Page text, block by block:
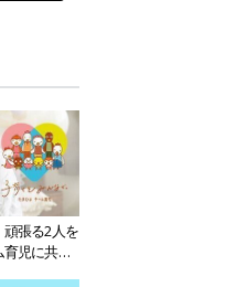
張る2人を
児に共感